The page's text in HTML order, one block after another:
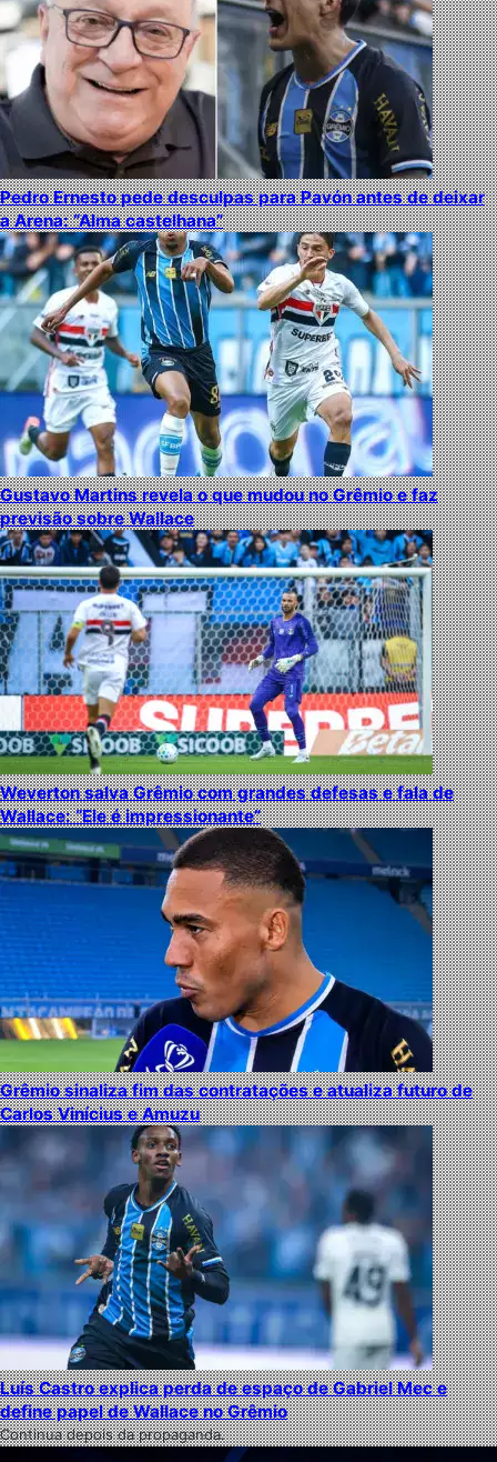
Pedro Ernesto pede desculpas para Pavón antes de deixar
a Arena: “Alma castelhana”
Gustavo Martins revela o que mudou no Grêmio e faz
previsão sobre Wallace
Weverton salva Grêmio com grandes defesas e fala de
Wallace: “Ele é impressionante”
Grêmio sinaliza fim das contratações e atualiza futuro de
Carlos Vinícius e Amuzu
Luís Castro explica perda de espaço de Gabriel Mec e
define papel de Wallace no Grêmio
Continua depois da propaganda.